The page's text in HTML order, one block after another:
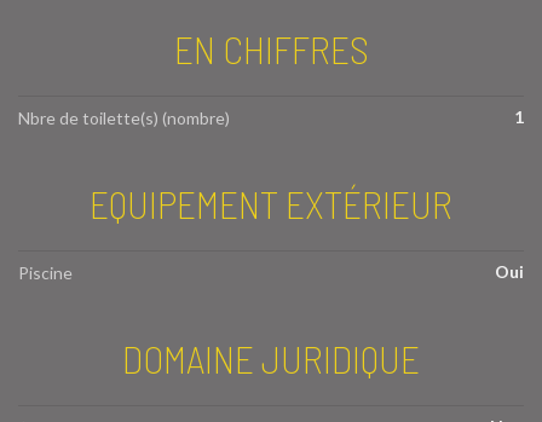
EN CHIFFRES
Nbre de toilette(s) (nombre) 1
EQUIPEMENT EXTÉRIEUR
Piscine Oui
DOMAINE JURIDIQUE